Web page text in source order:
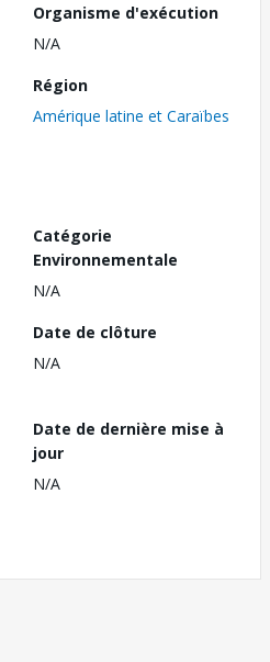
Organisme d'exécution
N/A
Région
Amérique latine et Caraïbes
Catégorie
Environnementale
N/A
Date de clôture
N/A
Date de dernière mise à
jour
N/A